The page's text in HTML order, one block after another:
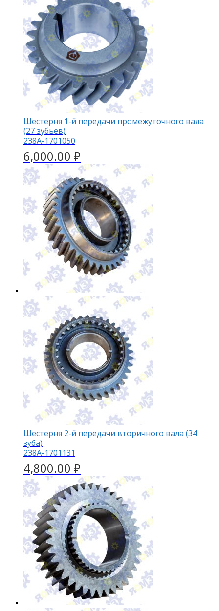
Шестерня 1-й передачи промежуточного вала
(27 зубьев)
238А-1701050
6,000.00 ₽
Шестерня 2-й передачи вторичного вала (34
зуба)
238А-1701131
4,800.00 ₽